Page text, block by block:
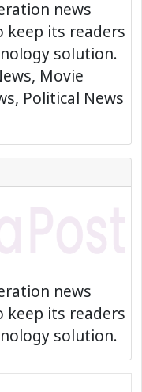
news
keep its readers
solution.
Movie
Political News
news
keep its readers
solution.